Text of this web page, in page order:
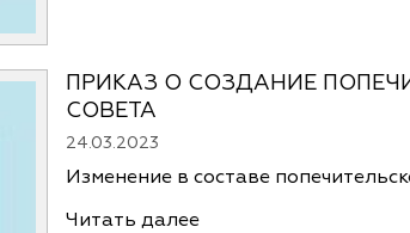
ПРИКАЗ О СОЗДАНИЕ
СОВЕТА
24.03.2023
Изменение в составе
Читать далее